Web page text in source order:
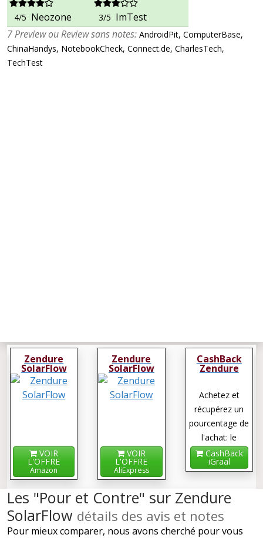
4/5 Neozone 3/5 ImTest
7 Preview ou Review sans notes: AndroidPit, ComputerBase,
ChinaHandys, NotebookCheck, Connect.de, CharlesTech,
TechTest
Zendure
SolarFlow
VOIR
L'OFFRE
Amazon
Zendure
SolarFlow
VOIR
L'OFFRE
AliExpress
CashBack
Zendure
Achetez et
récupérez un
pourcentage de
l'achat: le
cashback !
CashBack
iGraal
Les "Pour et Contre" sur Zendure
SolarFlow détails des avis et notes
Pour mieux comparer, nous avons cherché pour vous